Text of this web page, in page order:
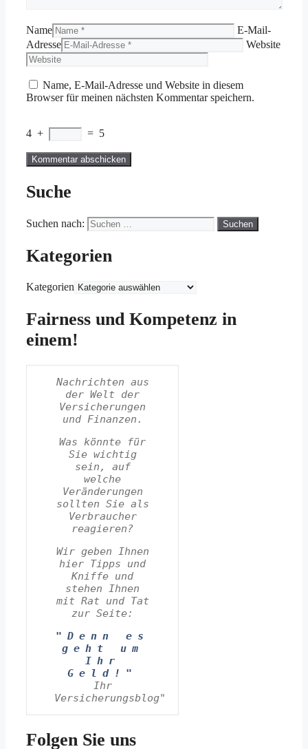
Name
E-Mail-
Adresse
Website
Name, E-Mail-Adresse und Website in diesem
Browser für meinen nächsten Kommentar speichern.
4 + = 5
Suche
Suchen nach:
Kategorien
Kategorien
Fairness und Kompetenz in
einem!
Nachrichten aus
der Welt der
Versicherungen
und Finanzen.
Was könnte für
Sie wichtig
sein, auf
welche
Veränderungen
sollten Sie als
Verbraucher
reagieren?
Wir geben Ihnen
hier Tipps und
Kniffe und
stehen Ihnen
mit Rat und Tat
zur Seite:
"Denn es
geht um
Ihr
Geld!"
Ihr
Versicherungsblog"
Folgen Sie uns